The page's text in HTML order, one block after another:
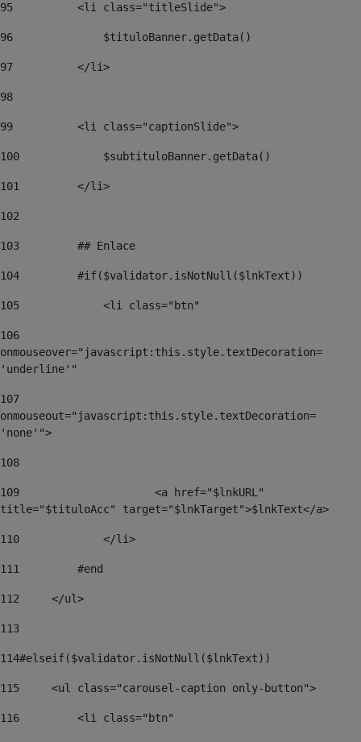
95
	    <li class="titleSlide">
96
	        $tituloBanner.getData()
97
	    </li>
98
99
	    <li class="captionSlide">
100
	        $subtituloBanner.getData()
101
	    </li>
102
103
	    ## Enlace
104
	    #if($validator.isNotNull($lnkText))
105
	        <li class="btn"
106
onmouseover="javascript:this.style.textDecoration=
'underline'"
107
onmouseout="javascript:this.style.textDecoration=
'none'">
108
109
title="$tituloAcc" target="$lnkTarget">$lnkText</a>
110
	        </li>
111
	    #end
112
	</ul>
113
114#elseif($validator.isNotNull($lnkText))
115
	<ul class="carousel-caption only-button">
116
	    <li class="btn"